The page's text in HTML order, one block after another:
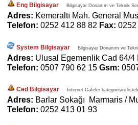
Eng Bilgisayar Bilgisayar Donanım ve Teknik
Adres: Kemeraltı Mah. General
Telefon: 0252 412 88 82 Fax:
System Bilgisayar Bilgisayar Donanım ve
Adres: Ulusal Egemenlik Cad 64/
Telefon: 0507 790 62 15 Gsm:
Ced Bilgisayar İnternet Cafeler kategorisini
Adres: Barlar Sokağı Marmaris /
Telefon: 0252 413 01 93